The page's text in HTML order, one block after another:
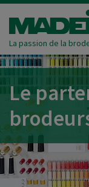
La passion de la
Le